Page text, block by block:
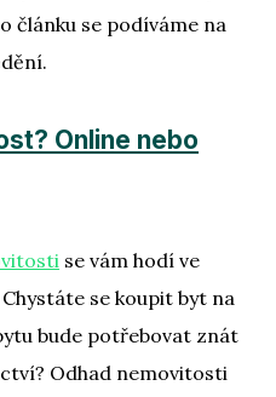
článku se podíváme na
Online nebo
se vám hodí ve
se koupit byt na
bude potřebovat znát
Odhad nemovitosti